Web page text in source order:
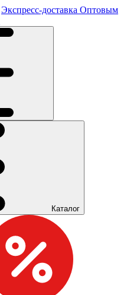
Экспресс-доставка Оптовым
Каталог